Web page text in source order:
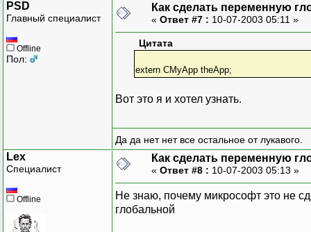
PSD
Главный специалист
Offline
Пол:
Как сделать переменную
« Ответ #7 : 10-07-2003 05:11 »
Цитата
extern CMyApp theApp;
Вот это я и хотел узнать.
Да да нет нет все остальное от лукавого.
Lex
Специалист
Offline
Как сделать переменную
« Ответ #8 : 10-07-2003 05:13 »
Не знаю, почему микрософт это не
глобальной